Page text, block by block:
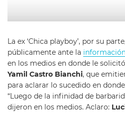
La ex ‘Chica playboy’, por su
públicamente ante la
en los medios en donde le
Yamil Castro Bianchi, que
para aclarar lo sucedido en
“Luego de la infinidad de
dijeron en los medios. Aclaro: